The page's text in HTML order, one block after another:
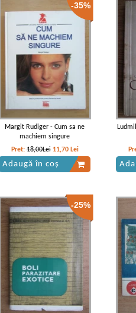
-35%
Margit Rudiger - Cum sa ne
machiem singure
Pret: 18,00Lei 11,70 Lei
Adaugă în coș
-25%